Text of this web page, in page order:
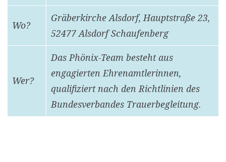
Wo?
Gräberkirche Alsdorf, Hauptstraße 23,
52477 Alsdorf Schaufenberg
Wer?
Das Phönix-Team besteht aus
engagierten Ehrenamtlerinnen,
qualifiziert nach den Richtlinien des
Bundesverbandes Trauerbegleitung.